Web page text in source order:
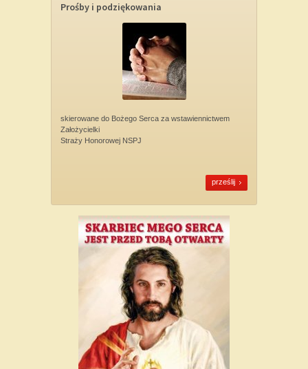
Prośby i podziękowania
skierowane do Bożego Serca za wstawiennictwem
Założycielki
Straży Honorowej NSPJ
prześlij